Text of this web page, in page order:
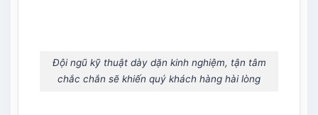
Đội ngũ kỹ thuật dày dặn kinh nghiệm, tận tâm
chắc chắn sẽ khiến quý khách hàng hài lòng